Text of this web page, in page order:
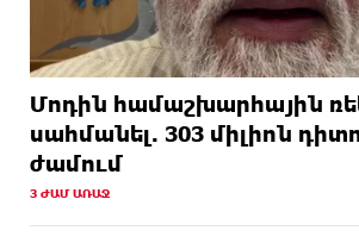
Մոդին համաշխարհային
սահմանել. 303 միլիոն
ժամում
3 ԺԱՄ ԱՌԱՋ